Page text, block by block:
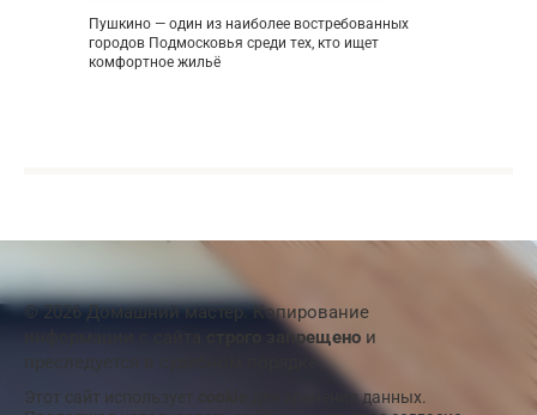
Пушкино — один из наиболее востребованных
городов Подмосковья среди тех, кто ищет
комфортное жильё
© 2026 Домашний мастер. Копирование
строго запрещено и
преследуется в судебном порядке
Этот сайт использует
для хранения данных.